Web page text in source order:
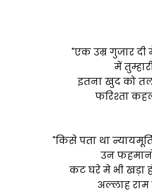
"एक उम्र गुजार
में
इतना खुद को
फरिश्ता
"किसे पता था
उन
कट घरे मे भी खड़ा
अल्लाह राम